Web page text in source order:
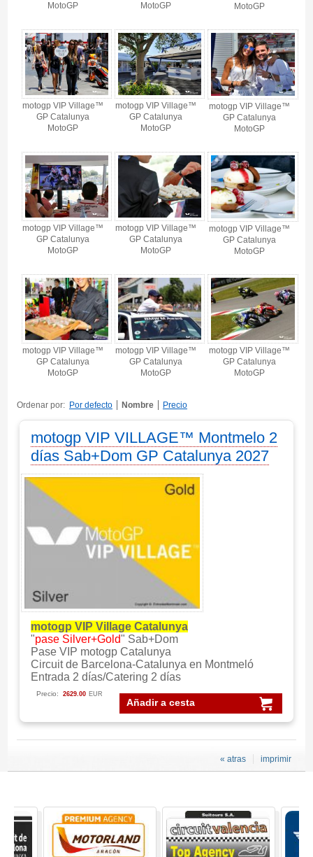
MotoGP MotoGP MotoGP
motogp VIP Village™
GP Catalunya
MotoGP
motogp VIP Village™
GP Catalunya
MotoGP
motogp VIP Village™
GP Catalunya
MotoGP
motogp VIP Village™
GP Catalunya
MotoGP
motogp VIP Village™
GP Catalunya
MotoGP
motogp VIP Village™
GP Catalunya
MotoGP
motogp VIP Village™
GP Catalunya
MotoGP
motogp VIP Village™
GP Catalunya
MotoGP
motogp VIP Village™
GP Catalunya
MotoGP
Ordenar por: Por defecto Nombre Precio
motogp VIP VILLAGE™ Montmelo 2
días Sab+Dom GP Catalunya 2027
motogp VIP Village Catalunya
"pase Silver+Gold" Sab+Dom
Pase VIP motogp Catalunya
Circuit de Barcelona-Catalunya en Montmeló
Entrada 2 días/Catering 2 días
Añadir a cesta
Precio: 2629.00 EUR
imprimir
« atras